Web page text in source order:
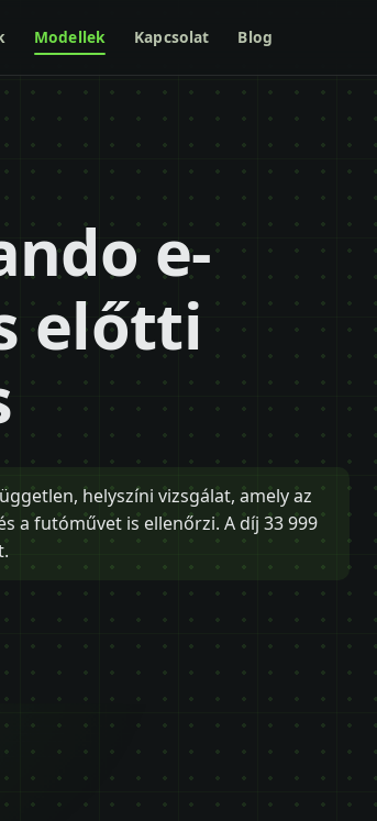
Modellek Kapcsolat Blog
e-
előtti
helyszíni vizsgálat, amely az
a futóművet is ellenőrzi. A díj 33 999